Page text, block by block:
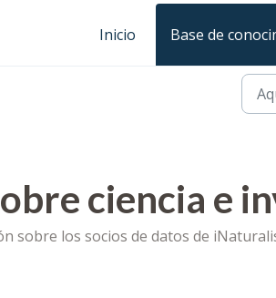
Inicio Base de
ciencia e
sobre los socios de datos de